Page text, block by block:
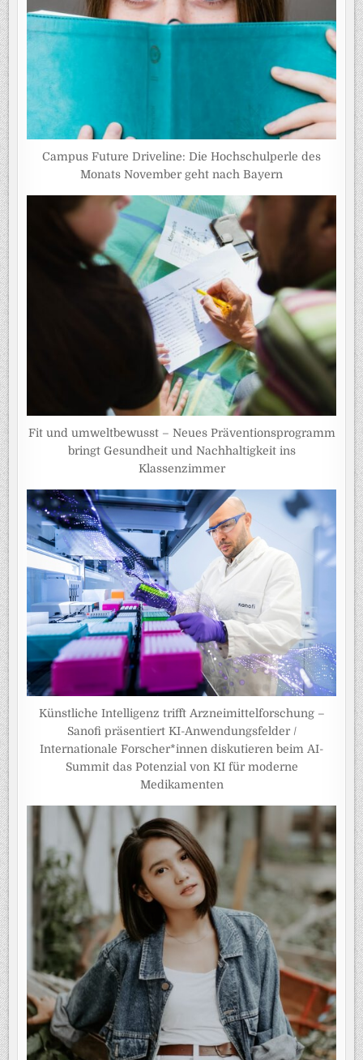
Campus Future Driveline: Die Hochschulperle des
Monats November geht nach Bayern
Fit und umweltbewusst – Neues Präventionsprogramm
bringt Gesundheit und Nachhaltigkeit ins
Klassenzimmer
Künstliche Intelligenz trifft Arzneimittelforschung –
Sanofi präsentiert KI-Anwendungsfelder /
Internationale Forscher*innen diskutieren beim AI-
Summit das Potenzial von KI für moderne
Medikamenten